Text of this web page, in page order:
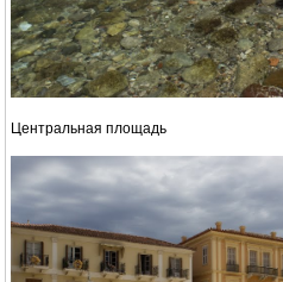
Центральная площадь